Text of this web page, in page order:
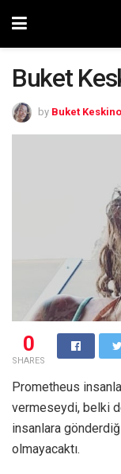
Buket
by Buket
0
SHARES
Prometheus
vermeseydi, belki
insanlara
olmayacaktı.